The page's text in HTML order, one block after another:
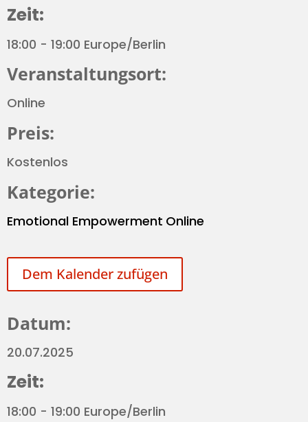
Zeit:
18:00 - 19:00 Europe/Berlin
Veranstaltungsort:
Online
Preis:
Kostenlos
Kategorie:
Emotional Empowerment Online
Dem Kalender zufügen
Datum:
20.07.2025
Zeit:
18:00 - 19:00 Europe/Berlin